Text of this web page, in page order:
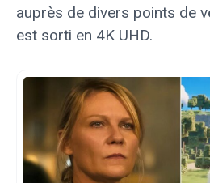
auprès de divers points de
est sorti en 4K UHD.